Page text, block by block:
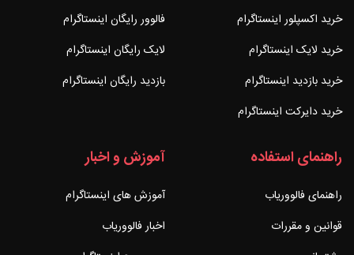
خرید اکسپلور اینستاگرام
خرید لایک اینستاگرام
خرید بازدید اینستاگرام
خرید دایرکت اینستاگرام
فالوور رایگان اینستاگرام
لایک رایگان اینستاگرام
بازدید رایگان اینستاگرام
راهنمای استفاده
راهنمای فالووریاب
قوانین و مقررات
آموزش و اخبار
آموزش های اینستاگرام
اخبار فالووریاب